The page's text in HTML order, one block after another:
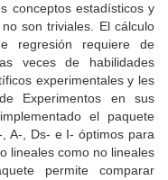
conceptos estadísticos y
son triviales. El cálculo
regresión requiere de
veces de habilidades
experimentales y les
Experimentos en sus
el paquete
A-, Ds- e I- óptimos para
lineales como no lineales
permite comparar